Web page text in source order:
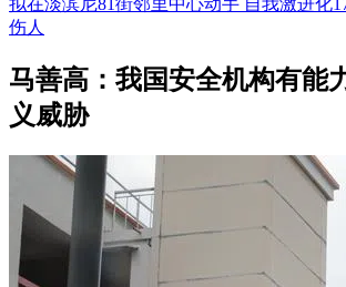
伤人
马善高：我国安全机构有能
义威胁